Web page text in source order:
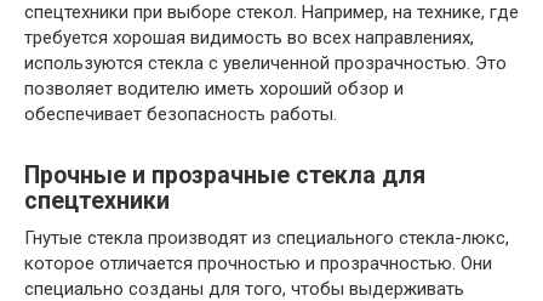
спецтехники при выборе стекол. Например, на технике, где
требуется хорошая видимость во всех направлениях,
используются стекла с увеличенной прозрачностью. Это
позволяет водителю иметь хороший обзор и
обеспечивает безопасность работы.
Прочные и прозрачные стекла для
спецтехники
Гнутые стекла производят из специального стекла-люкс,
которое отличается прочностью и прозрачностью. Они
специально созданы для того, чтобы выдерживать